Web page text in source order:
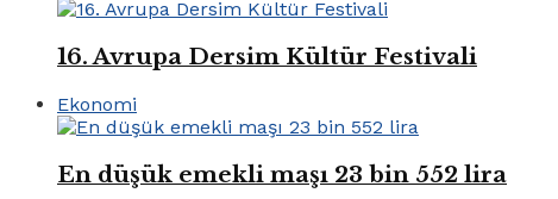
16. Avrupa Dersim Kültür Festivali
Ekonomi
En düşük emekli maşı 23 bin 552 lira